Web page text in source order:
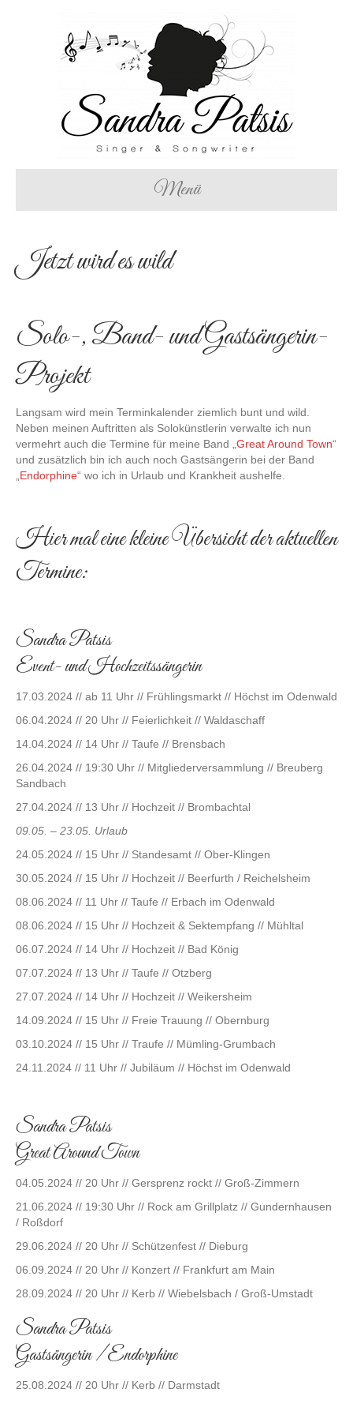
Menü
Jetzt wird es wild
Solo-, Band- und Gastsängerin-
Projekt
Langsam wird mein Terminkalender ziemlich bunt und wild.
Neben meinen Auftritten als Solokünstlerin verwalte ich nun
vermehrt auch die Termine für meine Band „ Great Around Town“
und zusätzlich bin ich auch noch Gastsängerin bei der Band
Endorphine“ wo ich in Urlaub und Krankheit aushelfe.
Hier mal eine kleine Übersicht der aktuellen
Termine:
Sandra Patsis
Event- und Hochzeitssängerin
17.03.2024 // ab 11 Uhr // Frühlingsmarkt // Höchst im Odenwald
06.04.2024 // 20 Uhr // Feierlichkeit // Waldaschaff
14.04.2024 // 14 Uhr // Taufe // Brensbach
26.04.2024 // 19:30 Uhr // Mitgliederversammlung // Breuberg
Sandbach
27.04.2024 // 13 Uhr // Hochzeit // Brombachtal
09.05. – 23.05. Urlaub
24.05.2024 // 15 Uhr // Standesamt // Ober-Klingen
30.05.2024 // 15 Uhr // Hochzeit // Beerfurth / Reichelsheim
08.06.2024 // 11 Uhr // Taufe // Erbach im Odenwald
08.06.2024 // 15 Uhr // Hochzeit & Sektempfang // Mühltal
06.07.2024 // 14 Uhr // Hochzeit // Bad König
07.07.2024 // 13 Uhr // Taufe // Otzberg
27.07.2024 // 14 Uhr // Hochzeit // Weikersheim
14.09.2024 // 15 Uhr // Freie Trauung // Obernburg
03.10.2024 // 15 Uhr // Traufe // Mümling-Grumbach
24.11.2024 // 11 Uhr // Jubiläum // Höchst im Odenwald
Sandra Patsis
Great Around Town
04.05.2024 // 20 Uhr // Gersprenz rockt // Groß-Zimmern
21.06.2024 // 19:30 Uhr // Rock am Grillplatz // Gundernhausen
/ Roßdorf
29.06.2024 // 20 Uhr // Schützenfest // Dieburg
06.09.2024 // 20 Uhr // Konzert // Frankfurt am Main
28.09.2024 // 20 Uhr // Kerb // Wiebelsbach / Groß-Umstadt
Sandra Patsis
Gastsängerin / Endorphine
25.08.2024 // 20 Uhr // Kerb // Darmstadt